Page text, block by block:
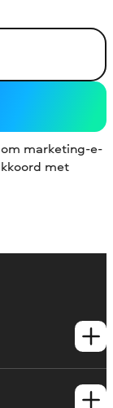
marketing-e-
met